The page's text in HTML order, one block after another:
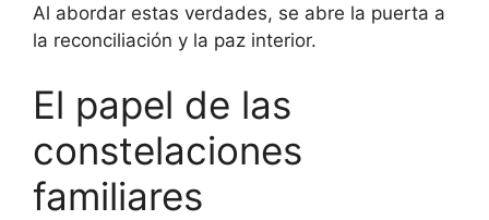
Al abordar estas verdades, se abre la puerta a
la reconciliación y la paz interior.
El papel de las
constelaciones
familiares